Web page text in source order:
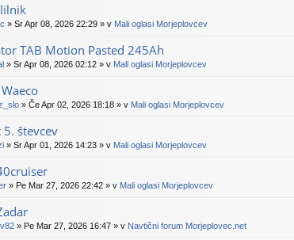
» Sr Apr 08, 2026 22:29 » v Mali oglasi Morjeplovcev
TAB Motion Pasted 245Ah
» Sr Apr 08, 2026 02:12 » v Mali oglasi Morjeplovcev
» Če Apr 02, 2026 18:18 » v Mali oglasi Morjeplovcev
5. števcev
» Sr Apr 01, 2026 14:23 » v Mali oglasi Morjeplovcev
» Pe Mar 27, 2026 22:42 » v Mali oglasi Morjeplovcev
» Pe Mar 27, 2026 16:47 » v Navtični forum Morjeplovec.net